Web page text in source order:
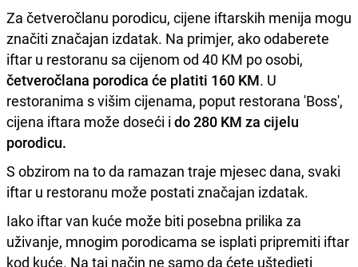
Za četveročlanu porodicu, cijene iftarskih menija mogu
značiti značajan izdatak. Na primjer, ako odaberete
iftar u restoranu sa cijenom od 40 KM po osobi,
četveročlana porodica će platiti 160 KM. U
restoranima s višim cijenama, poput restorana 'Boss',
cijena iftara može doseći i do 280 KM za cijelu
porodicu.
S obzirom na to da ramazan traje mjesec dana, svaki
iftar u restoranu može postati značajan izdatak.
Iako iftar van kuće može biti posebna prilika za
uživanje, mnogim porodicama se isplati pripremiti iftar
kod kuće. Na taj način ne samo da ćete uštedjeti